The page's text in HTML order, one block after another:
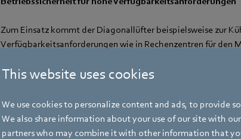
This website uses cookies
We use cookies to personalize content and ads, to provide
We also share information about your use of our site with
partners who may combine it with other information that
Zum Einsatz kommt der Diagonallüfter beispielsweise zur
Verfügbarkeitsanforderungen wie in Rechenzentren für den
Anforderungen der Elektronikkühlung gewachsen. Erste